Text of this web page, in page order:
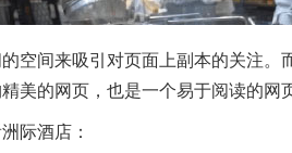
空间来吸引对页面上副本的关注
美的网页，也是一个易于阅读的网
洲际酒店 ：